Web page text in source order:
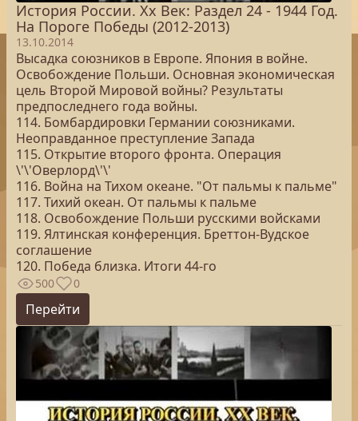
История России. Хх Век: Раздел 24 - 1944 Год.
На Пороге Победы (2012-2013)
13.10.2014
Высадка союзников в Европе. Япония в войне.
Освобождение Польши. Основная экономическая
цель Второй Мировой войны? Результаты
предпоследнего года войны.
114. Бомбардировки Германии союзниками.
Неоправданное преступление Запада
115. Открытие второго фронта. Операция
\'\'Оверлорд\'\'
116. Война на Тихом океане. "От пальмы к пальме"
117. Тихий океан. От пальмы к пальме
118. Освобождение Польши русскими войсками
119. Ялтинская конференция. Бреттон-Вудское
соглашение
120. Победа близка. Итоги 44-го
500 0
Перейти